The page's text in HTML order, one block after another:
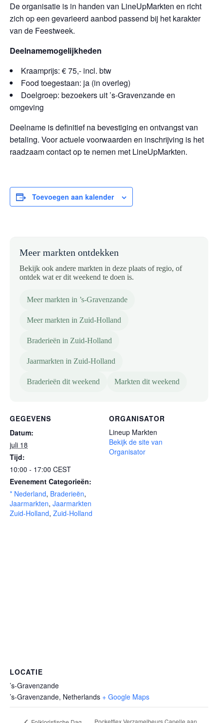
De organisatie is in handen van LineUpMarkten en richt
zich op een gevarieerd aanbod passend bij het karakter
van de Feestweek.
Deelnamemogelijkheden
Kraamprijs: € 75,- incl. btw
Food toegestaan: ja (in overleg)
Doelgroep: bezoekers uit ’s-Gravenzande en
omgeving
Deelname is definitief na bevestiging en ontvangst van
betaling. Voor actuele voorwaarden en inschrijving is het
raadzaam contact op te nemen met LineUpMarkten.
Toevoegen aan kalender
Meer markten ontdekken
Bekijk ook andere markten in deze plaats of regio, of
ontdek wat er dit weekend te doen is.
Meer markten in ’s-Gravenzande
Meer markten in Zuid-Holland
Braderieën in Zuid-Holland
Jaarmarkten in Zuid-Holland
Braderieën dit weekend Markten dit weekend
GEGEVENS
Datum:
juli 18
Tijd:
10:00 - 17:00 CEST
Evenement Categorieën:
* Nederland, Braderieën,
Jaarmarkten, Jaarmarkten
Zuid-Holland, Zuid-Holland
ORGANISATOR
Lineup Markten
Bekijk de site van
Organisator
LOCATIE
’s-Gravenzande
’s-Gravenzande, Netherlands + Google Maps